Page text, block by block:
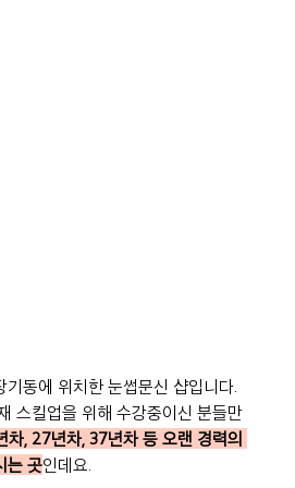
기동에 위치한 눈썹문신 샵입니다.
스킬업을 위해 수강중이신 분들만
차, 27년차, 37년차 등 오랜 경력의
는 곳인데요.